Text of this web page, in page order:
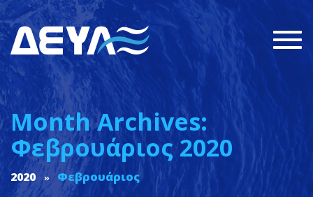
Month Archives:
Φεβρουάριος 2020
2020 Φεβρουάριος